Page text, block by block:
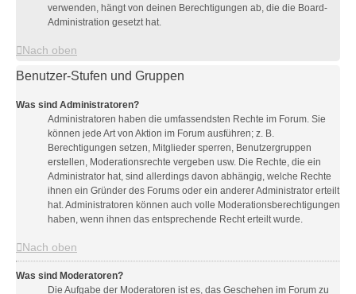
verwenden, hängt von deinen Berechtigungen ab, die die Board-
Administration gesetzt hat.
Nach oben
Benutzer-Stufen und Gruppen
Was sind Administratoren?
Administratoren haben die umfassendsten Rechte im Forum. Sie
können jede Art von Aktion im Forum ausführen; z. B.
Berechtigungen setzen, Mitglieder sperren, Benutzergruppen
erstellen, Moderationsrechte vergeben usw. Die Rechte, die ein
Administrator hat, sind allerdings davon abhängig, welche Rechte
ihnen ein Gründer des Forums oder ein anderer Administrator erteilt
hat. Administratoren können auch volle Moderationsberechtigungen
haben, wenn ihnen das entsprechende Recht erteilt wurde.
Nach oben
Was sind Moderatoren?
Die Aufgabe der Moderatoren ist es, das Geschehen im Forum zu